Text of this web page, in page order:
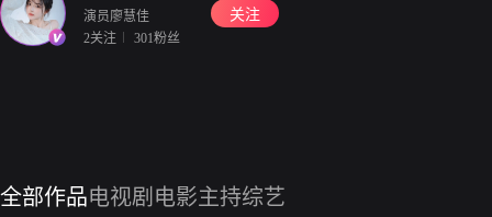
演员廖慧佳
2关注
301粉丝
关注
全部作品电视剧 电影主持综艺